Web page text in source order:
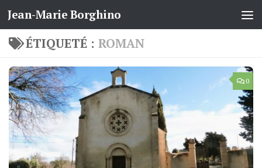
Skip to content
Jean-Marie Borghino
ÉTIQUETÉ : ROMAN
0